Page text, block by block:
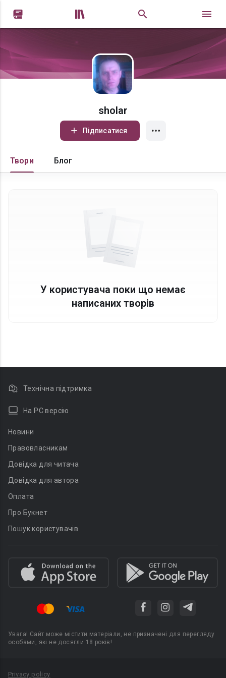
 
sholar
Підписатися
Твори Блог
У користувача поки що немає
написаних творів
Технічна підтримка
На PC версію
Новини
Правовласникам
Довідка для читача
Довідка для автора
Оплата
Про Букнет
Пошук користувачів
Увага! Сайт може містити матеріали, не призначені для перегляду
особами, які не досягли 18 років!
Privacy policy